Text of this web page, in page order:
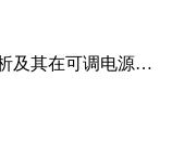
及其在可调电源设